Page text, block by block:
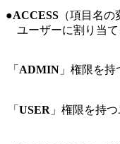
●ACCESS （項目名の
ユーザーに割り当て
「 ADMIN 」権限を
「 USER 」権限を持